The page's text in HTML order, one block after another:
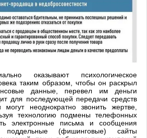
оказывают психологическое
таким образом, чтобы он раскрыл
данные, перевел им деньги
для последующей передачи средств
неоднократно звонить жертве,
технологию подмены телефонных
электронные письма и сообщения
(фишинговые) сайты